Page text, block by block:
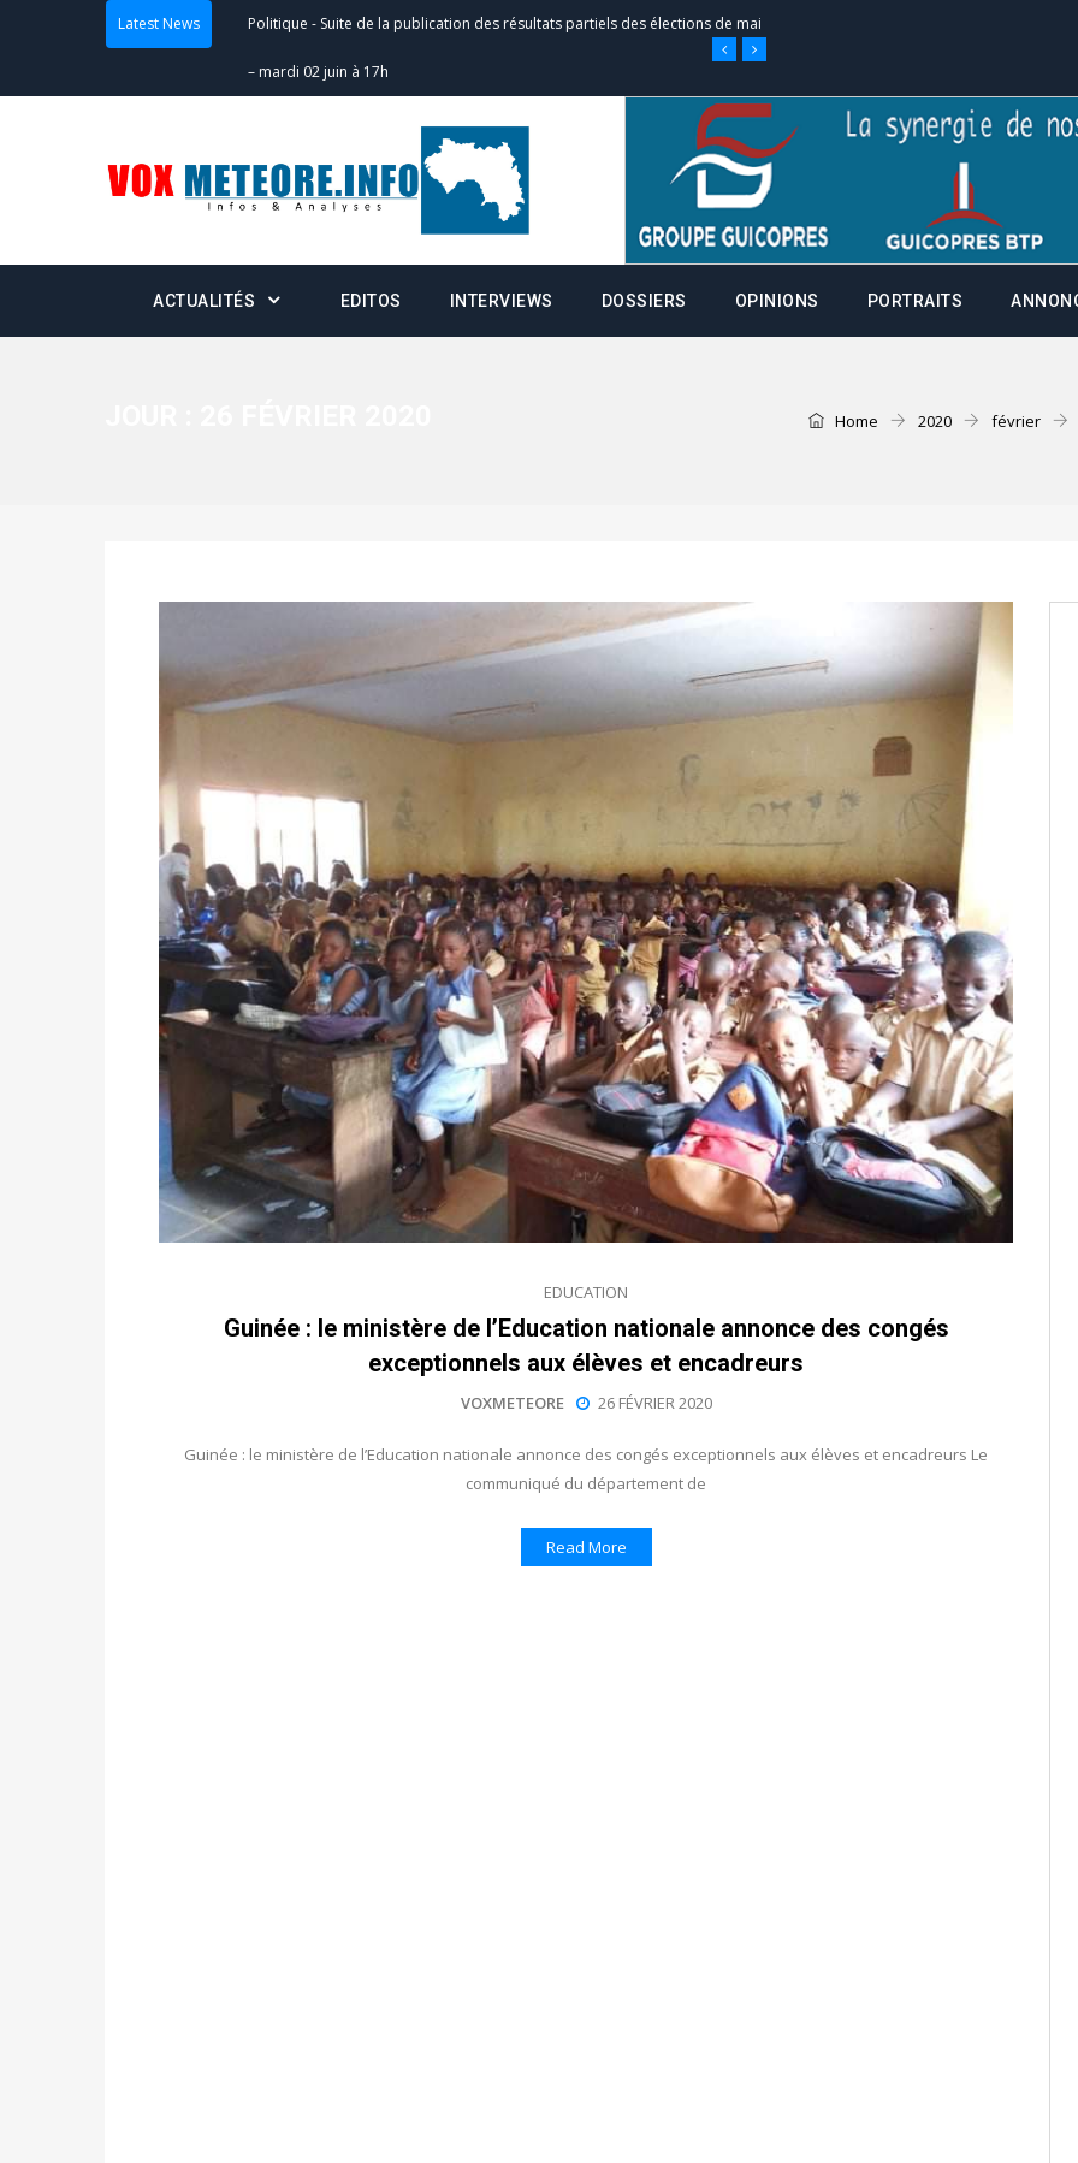
Latest News Politique - Suite de la publication des résultats partiels des élections de mai
– mardi 02 juin à 17h
Scrutins : la DGE active un centre d’appel, joignable au 105, ouvert
24h/24 et 7j/7
Actualités - Double scrutin du 31 mai : fin des campagnes ce jeudi 28 mai à
minuit
Actualités Communiqué relatif à la délivrance de la fiche de procuration
Politique-Double scrutin du 31 mai : retrait des cartes d’électeurs possible
Politique Délégués de bureaux de vote : vos informations à transmettre
Politique-Proclamation des résultats globaux provisoires et des
statistiques des législatives et communales : ce 4 juin à 18h
Politique-Suite de la publication des résultats partiels des élections de mai
ce 03 juin à 14h
ACTUALITÉS EDITOS INTERVIEWS DOSSIERS OPINIONS PORTRAITS
Home 2020 février
EDUCATION
Guinée : le ministère de l’Education nationale annonce des congés
exceptionnels aux élèves et encadreurs
VOXMETEORE 26 FÉVRIER 2020
Guinée : le ministère de l’Education nationale annonce des congés exceptionnels aux élèves et encadreurs Le
communiqué du département de
Read More